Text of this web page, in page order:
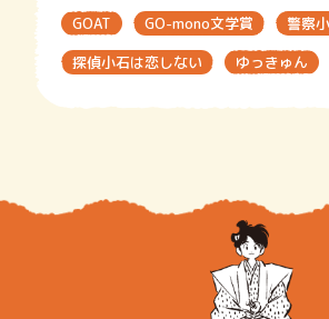
GOAT GO-mono文学賞
警察
探偵小石は恋しない
ゆっきゅん